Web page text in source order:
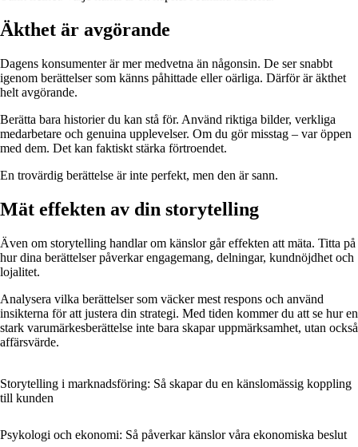
Äkthet är avgörande
Dagens konsumenter är mer medvetna än någonsin. De ser snabbt
igenom berättelser som känns påhittade eller oärliga. Därför är äkthet
helt avgörande.
Berätta bara historier du kan stå för. Använd riktiga bilder, verkliga
medarbetare och genuina upplevelser. Om du gör misstag – var öppen
med dem. Det kan faktiskt stärka förtroendet.
En trovärdig berättelse är inte perfekt, men den är sann.
Mät effekten av din storytelling
Även om storytelling handlar om känslor går effekten att mäta. Titta på
hur dina berättelser påverkar engagemang, delningar, kundnöjdhet och
lojalitet.
Analysera vilka berättelser som väcker mest respons och använd
insikterna för att justera din strategi. Med tiden kommer du att se hur en
stark varumärkesberättelse inte bara skapar uppmärksamhet, utan också
affärsvärde.
Storytelling i marknadsföring: Så skapar du en känslomässig koppling
till kunden
Psykologi och ekonomi: Så påverkar känslor våra ekonomiska beslut